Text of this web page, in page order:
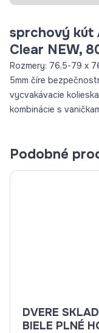
sprchový kút
Clear NEW,
Rozmery: 76,5-79 x
5mm číre
vycvakávacie
kombinácie s
Podobné
DVERE